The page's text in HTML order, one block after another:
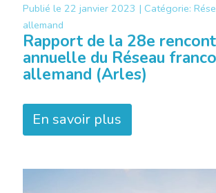
Publié le 22 janvier 2023 | Catégorie:
allemand
Rapport de la 28e
annuelle du Réseau
allemand (Arles)
En savoir plus